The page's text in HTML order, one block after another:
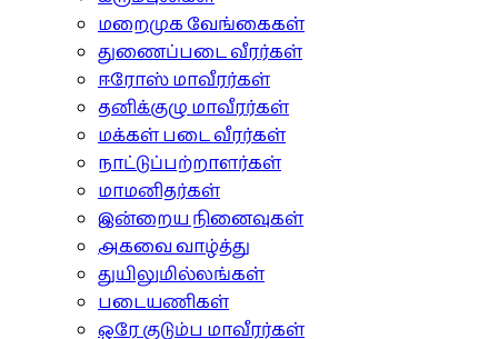
மறைமுக வேங்கைகள்
துணைப்படை வீரர்கள்
ஈரோஸ் மாவீரர்கள்
தனிக்குழு மாவீரர்கள்
மக்கள் படை வீரர்கள்
நாட்டுப்பற்றாளர்கள்
மாமனிதர்கள்
இன்றைய நினைவுகள்
அகவை வாழ்த்து
துயிலுமில்லங்கள்
படையணிகள்
ஒரே குடும்ப மாவீரர்கள்